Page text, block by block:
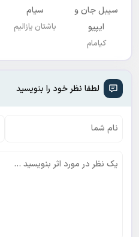
سیبل جان و
ایپیو
کیامام
سیام
باشتان یازالیم
لطفا نظر خود را بنویسید